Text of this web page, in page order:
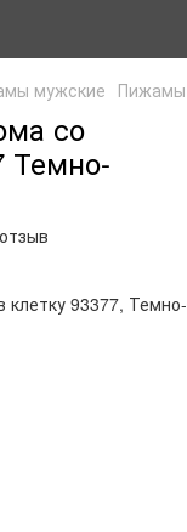
мужские
со
Темно-